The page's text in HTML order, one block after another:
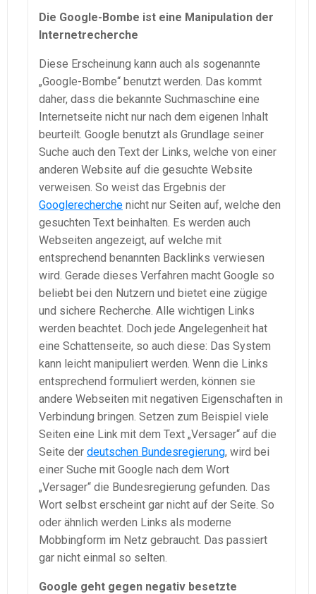
Die Google-Bombe ist eine Manipulation der
Internetrecherche
Diese Erscheinung kann auch als sogenannte
„Google-Bombe“ benutzt werden. Das kommt
daher, dass die bekannte Suchmaschine eine
Internetseite nicht nur nach dem eigenen Inhalt
beurteilt. Google benutzt als Grundlage seiner
Suche auch den Text der Links, welche von einer
anderen Website auf die gesuchte Website
verweisen. So weist das Ergebnis der
Googlerecherche nicht nur Seiten auf, welche den
gesuchten Text beinhalten. Es werden auch
Webseiten angezeigt, auf welche mit
entsprechend benannten Backlinks verwiesen
wird. Gerade dieses Verfahren macht Google so
beliebt bei den Nutzern und bietet eine zügige
und sichere Recherche. Alle wichtigen Links
werden beachtet. Doch jede Angelegenheit hat
eine Schattenseite, so auch diese: Das System
kann leicht manipuliert werden. Wenn die Links
entsprechend formuliert werden, können sie
andere Webseiten mit negativen Eigenschaften in
Verbindung bringen. Setzen zum Beispiel viele
Seiten eine Link mit dem Text „Versager“ auf die
Seite der deutschen Bundesregierung, wird bei
einer Suche mit Google nach dem Wort
„Versager“ die Bundesregierung gefunden. Das
Wort selbst erscheint gar nicht auf der Seite. So
oder ähnlich werden Links als moderne
Mobbingform im Netz gebraucht. Das passiert
gar nicht einmal so selten.
Google geht gegen negativ besetzte